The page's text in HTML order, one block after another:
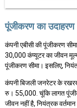
पूंजीकरण का उदाहरण
कंपनी एबीसी की पूंजीकरण
30,000 कंप्यूटर का जीवन
पूंजीकरण सीमा। इसलिए,
कंपनी बिजली जनरेटर के
रु। 55,000. चूंकि लागत
जीवन नहीं है, नियंत्रक